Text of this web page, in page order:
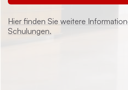
Hier finden Sie weitere
Schulungen.